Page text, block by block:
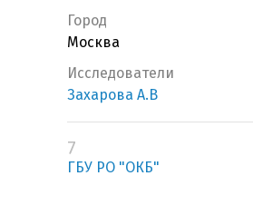
Город
Москва
Исследователи
Захарова А.В
7
ГБУ РО "ОКБ"